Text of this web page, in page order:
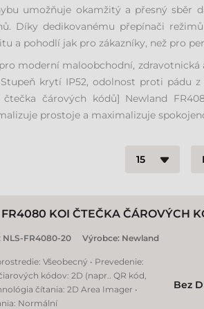
umožňuje okamžitý a přesný sběr
Díky dedikovanému přepínači
a pohodlí jak pro zákazníky, než pro
moderní maloobchodní, zdravotnická
krytí IP52, odolnost proti pádu z
čárových kódů] Newland
prostoje a maximalizuje
KOI ČTEČKA ČÁROVÝCH
NLS-FR4080-20 Výrobce: Newland
Všeobecný • Prevedenie:
kódov: 2D (napr.. QR kód,
čítania: 2D Area Imager •
Normální
Bez